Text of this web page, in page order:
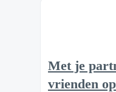
Met je
vrienden